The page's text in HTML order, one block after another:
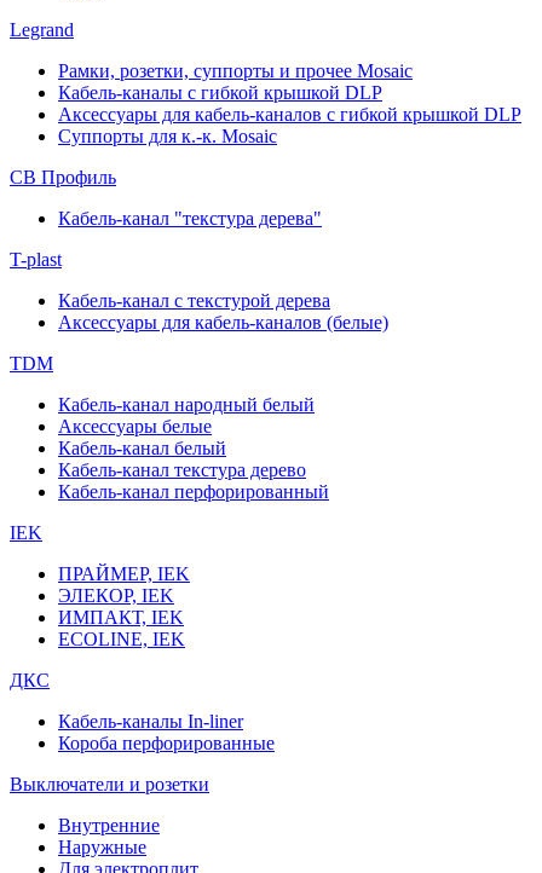
Legrand
Рамки, розетки, суппорты и прочее Mosaic
Кабель-каналы с гибкой крышкой DLP
Аксессуары для кабель-каналов с гибкой крышкой DLP
Суппорты для к.-к. Mosaic
СВ Профиль
Кабель-канал "текстура дерева"
T-plast
Кабель-канал с текстурой дерева
Аксессуары для кабель-каналов (белые)
TDM
Кабель-канал народный белый
Аксессуары белые
Кабель-канал белый
Кабель-канал текстура дерево
Кабель-канал перфорированный
IEK
ПРАЙМЕР, IEK
ЭЛЕКОР, IEK
ИМПАКТ, IEK
ECOLINE, IEK
ДКС
Кабель-каналы In-liner
Короба перфорированные
Выключатели и розетки
Внутренние
Наружные
Для электроплит